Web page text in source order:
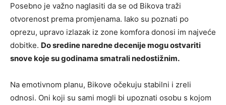
Posebno je važno naglasiti da se od Bikova traži
otvorenost prema promjenama. Iako su poznati po
oprezu, upravo izlazak iz zone komfora donosi im najveće
dobitke. Do sredine naredne decenije mogu ostvariti
snove koje su godinama smatrali nedostižnim.
Na emotivnom planu, Bikove očekuju stabilni i zreli
odnosi. Oni koji su sami mogli bi upoznati osobu s kojom